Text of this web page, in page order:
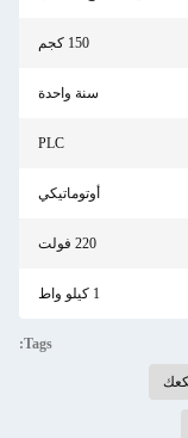
150 كجم
سنة واحدة
PLC
أوتوماتيكي
220 فولت
1 كيلو واط
Tags: